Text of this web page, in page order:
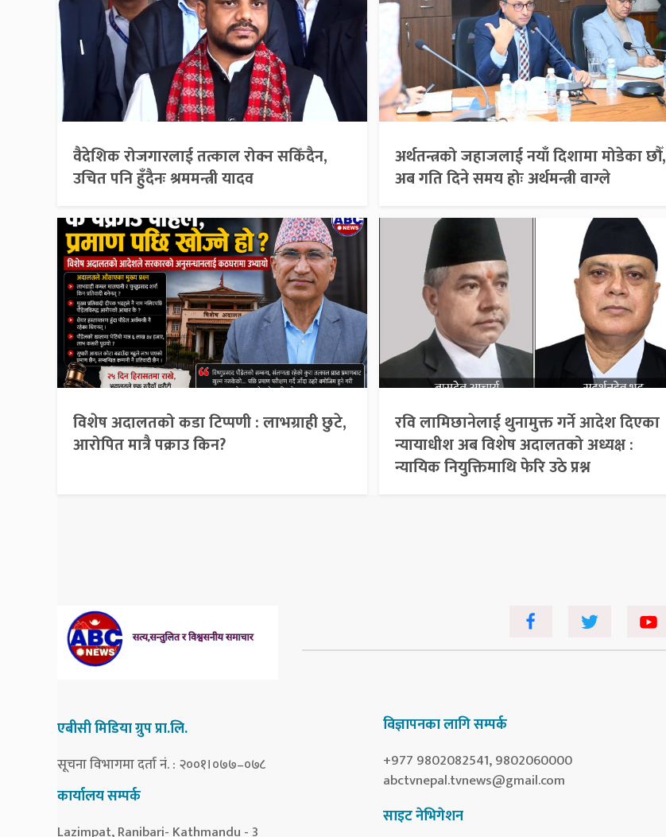
वैदेशिक रोजगारलाई तत्काल रोक्न सकिँदैन,
उचित पनि हुँदैनः श्रममन्त्री यादव
अर्थतन्त्रको जहाजलाई नयाँ दिशामा मोडेका छौँ,
अब गति दिने समय होः अर्थमन्त्री वाग्ले
विशेष अदालतको कडा टिप्पणी : लाभग्राही छुटे,
आरोपित मात्रै पक्राउ किन?
रवि लामिछानेलाई थुनामुक्त गर्ने आदेश दिएका
न्यायाधीश अब विशेष अदालतको अध्यक्ष :
न्यायिक नियुक्तिमाथि फेरि उठे प्रश्न
एबीसी मिडिया ग्रुप प्रा.लि.
सूचना विभागमा दर्ता नं. : २००१।०७७–०७८
कार्यालय सम्पर्क
Lazimpat, Ranibari- Kathmandu - 3
विज्ञापनका लागि सम्पर्क
+977 9802082541, 9802060000
abctvnepal.tvnews@gmail.com
साइट नेभिगेशन